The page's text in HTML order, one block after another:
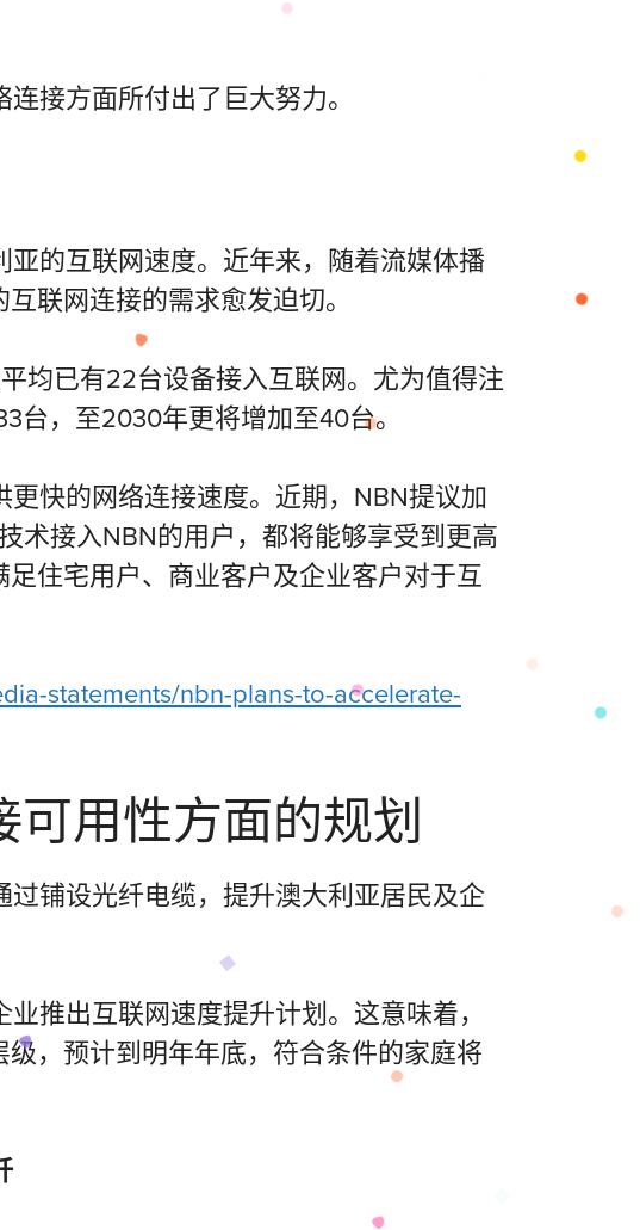
接方面所付出了巨大努力。
的互联网速度。近年来，随着流媒体播
联网连接的需求愈发迫切。
均已有22台设备接入互联网。尤为值得注
，至2030年更将增加至40台。
快的网络连接速度。近期，NBN提议加
术接入NBN的用户，都将能够享受到更高
住宅用户、商业客户及企业客户对于互
statements/nbn-plans-to-accelerate-
用性方面的规划
铺设光纤电缆，提升澳大利亚居民及企
推出互联网速度提升计划。这意味着，
，预计到明年年底，符合条件的家庭将